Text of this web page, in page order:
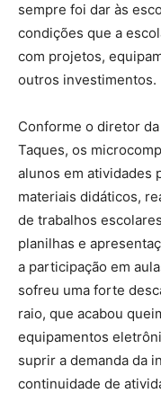
sempre foi dar às
condições que a
com projetos,
outros investimentos.
Conforme o diretor
Taques, os
alunos em atividades
materiais didáticos,
de trabalhos
planilhas e
a participação em
sofreu uma forte
raio, que acabou
equipamentos
suprir a demanda da
continuidade de